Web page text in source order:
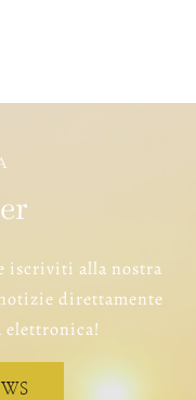
iscriviti alla nostra
direttamente
elettronica!